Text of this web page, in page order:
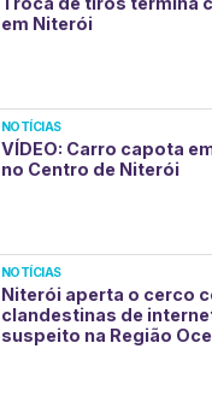
em Niterói
NOTÍCIAS
VÍDEO: Carro capota
no Centro de Niterói
NOTÍCIAS
Niterói aperta o cerco
clandestinas de
suspeito na Região